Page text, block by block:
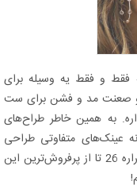
فقط و فقط یه وسیله برای
تو صعنت مد و فشن برای ست
به همین خاطر طراح‌های
عینک‌های متفاوتی طراحی
می‌کنن که تو این مطلب و مطالب بعدیمون، قراره 26 تا از پرفروش‌ترین این